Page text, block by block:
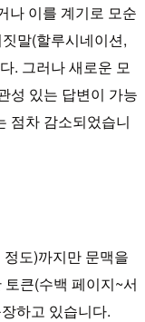
나 이를 계기로 모순
말(할루시네이션,
. 그러나 새로운 모
성 있는 답변이 가능
점차 감소되었습니
도)까지만 문맥을
큰(수백 페이지~서
하고 있습니다.